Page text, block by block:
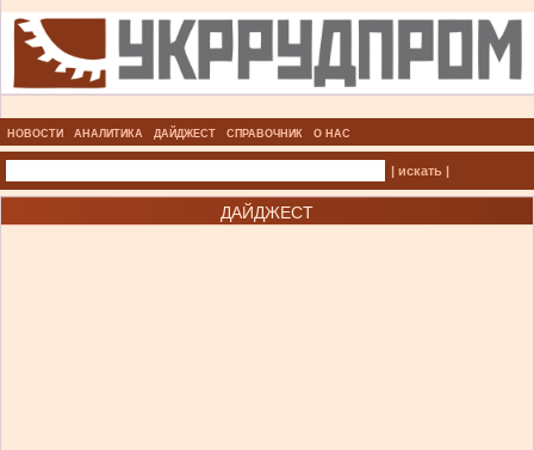
НОВОСТИ АНАЛИТИКА ДАЙДЖЕСТ СПРАВОЧНИК О НАС
| искать |
ДАЙДЖЕСТ